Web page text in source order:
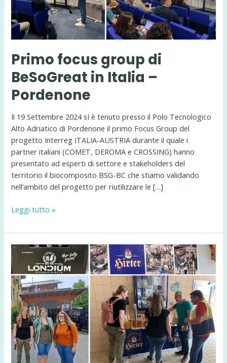
Primo focus group di
BeSoGreat in Italia –
Pordenone
Il 19 Settembre 2024 sI è tenuto presso il Polo Tecnologico
Alto Adriatico di Pordenone il primo Focus Group del
progetto Interreg ITALIA-AUSTRIA durante il quale i
partner italiani (COMET, DEROMA e CROSSING) hanno
presentato ad esperti di settore e stakeholders del
territorio il biocomposito BSG-BC che stiamo validando
nell’ambito del progetto per riutilizzare le […]
Primo
group
di
BeSoGreat
in
Italia
–
Pordenone
Leggi tutto »